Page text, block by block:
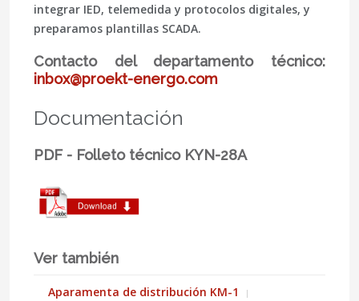
integrar IED, telemedida y protocolos digitales, y
preparamos plantillas SCADA.
Contacto del departamento técnico:
inbox@proekt-energo.com
Documentación
PDF - Folleto técnico KYN-28A
Ver también
Aparamenta de distribución KM-1